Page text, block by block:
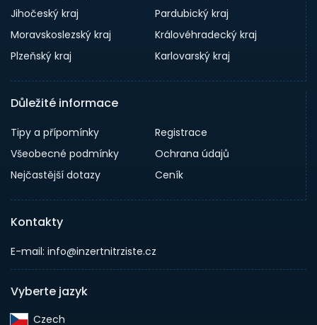
Jihočeský kraj
Pardubický kraj
Moravskoslezský kraj
Královéhradecký kraj
Plzeňský kraj
Karlovarský kraj
Důležité informace
Tipy a přípomínky
Registrace
Všeobecné podmínky
Ochrana údajů
Nejčastější dotazy
Ceník
Kontakty
E-mail: info@inzertnitrziste.cz
Vyberte jazyk
Czech‎